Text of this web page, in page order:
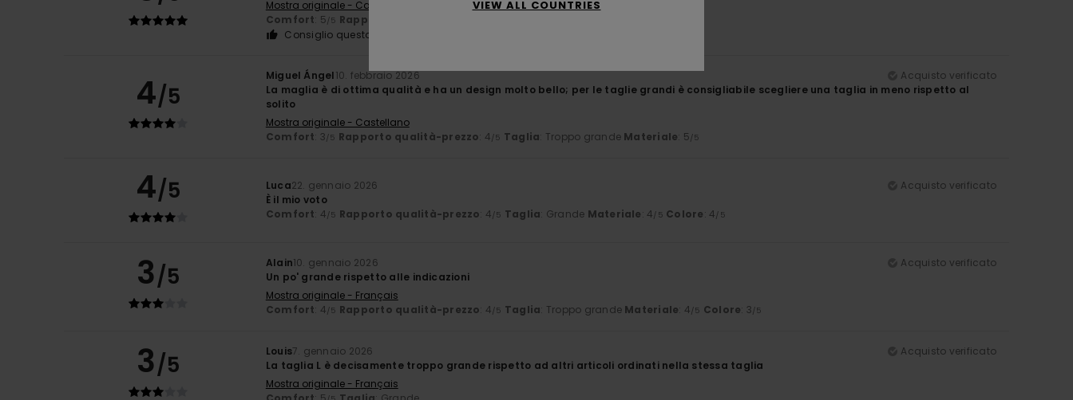
Mostra originale - Castellano
Comfort: 5/5 Rapporto qualità-prezzo
Consiglio questo prodotto
4/5
Miguel Ángel10. febbraio 2026
Acquisto verificato
La maglia è di ottima qualità e ha un design molto bello; per le taglie grandi è consigliabile scegliere una taglia in meno rispetto al
solito
Mostra originale - Castellano
Comfort: 3/5 Rapporto qualità-prezzo: 4/5 Taglia: Troppo grande Materiale: 5/5
4/5 Luca22. gennaio 2026
Acquisto verificato
È il mio voto
Comfort: 4/5 Rapporto qualità-prezzo: 4/5 Taglia: Grande Materiale: 4/5 Colore: 4/5
3/5 Alain10. gennaio 2026
Acquisto verificato
Un po' grande rispetto alle indicazioni
Mostra originale - Français
Comfort: 4/5 Rapporto qualità-prezzo: 4/5 Taglia: Troppo grande Materiale: 4/5 Colore: 3/5
3/5 Louis7. gennaio 2026
Acquisto verificato
La taglia L è decisamente troppo grande rispetto ad altri articoli ordinati nella stessa taglia
Mostra originale - Français
VIEW ALL COUNTRIES